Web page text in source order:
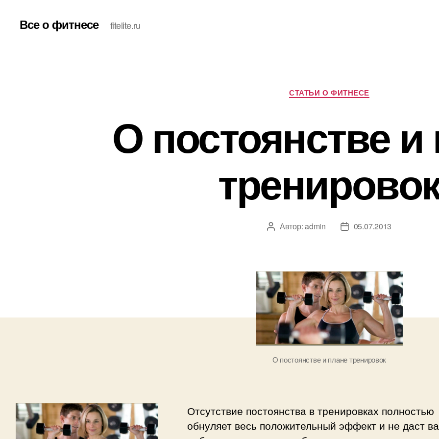
Все о фитнесе fitelite.ru
Рубрики
СТАТЬИ О ФИТНЕСЕ
О постоянстве и
Автор
Автор:admin
Дата05.07.2013
О постоянстве и плане тренировок
Отсутствие постоянства в тренировках полностью
обнуляет весь положительный эффект и не даст